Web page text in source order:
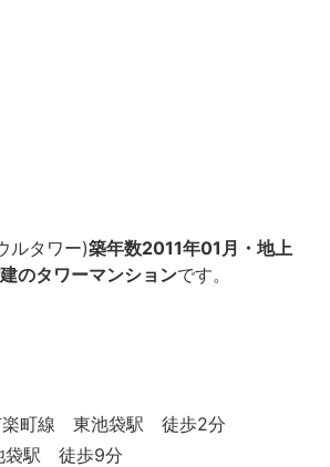
ルタワー)築年数2011年01月・地上
のタワーマンションです。
楽町線 東池袋駅 徒歩2分
駅 徒歩9分